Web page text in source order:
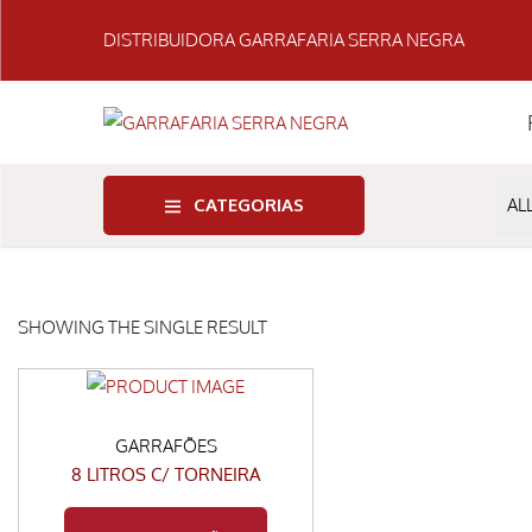
DISTRIBUIDORA GARRAFARIA SERRA NEGRA
CATEGORIAS
SHOWING THE SINGLE RESULT
GARRAFÕES
8 LITROS C/ TORNEIRA